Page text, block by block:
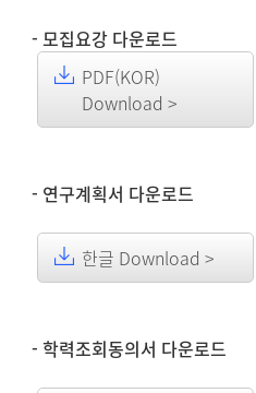
- 모집요강 다운로드
PDF(KOR)
Download >
- 연구계획서 다운로드
한글 Download >
- 학력조회동의서 다운로드